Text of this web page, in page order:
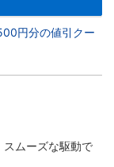
円分の値引クー
ムーズな駆動で